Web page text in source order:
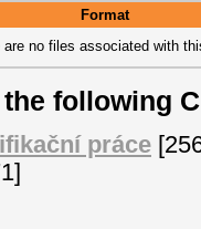
Format
are no files associated with
following
práce